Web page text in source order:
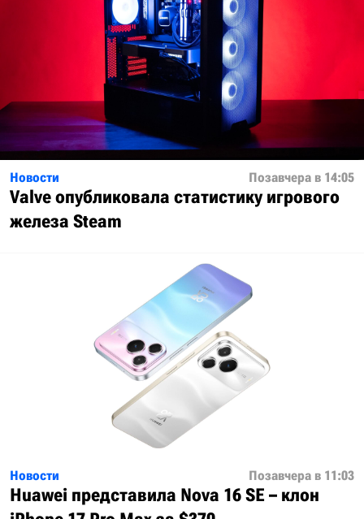
Новости Позавчера в 14:05
Valve опубликовала статистику игрового
железа Steam
Новости Позавчера в 11:03
Huawei представила Nova 16 SE – клон